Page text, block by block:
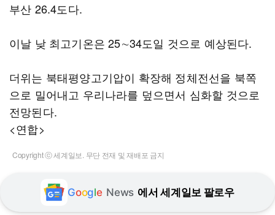
부산 26.4도다.
이날 낮 최고기온은 25∼34도일 것으로 예상된다.
더위는 북태평양고기압이 확장해 정체전선을 북쪽
으로 밀어내고 우리나라를 덮으면서 심화할 것으로
전망된다.
<연합>
Copyright ⓒ 세계일보. 무단 전재 및 재배포 금지
Google News 에서 세계일보 팔로우